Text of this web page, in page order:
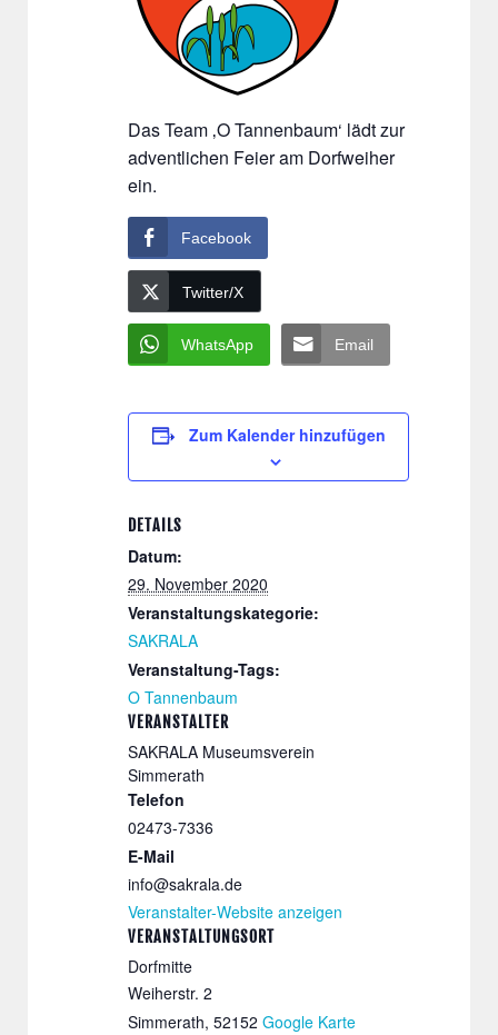
Das Team ‚O Tannenbaum‘ lädt zur
adventlichen Feier am Dorfweiher
ein.
Facebook
Twitter/X
WhatsApp Email
Zum Kalender hinzufügen
DETAILS
Datum:
29. November 2020
Veranstaltungskategorie:
SAKRALA
Veranstaltung-Tags:
O Tannenbaum
VERANSTALTUNGSORT
Dorfmitte
Weiherstr. 2
Simmerath, 52152 Google Karte
VERANSTALTER
SAKRALA Museumsverein
Simmerath
Telefon
02473-7336
E-Mail
info@sakrala.de
Veranstalter-Website anzeigen